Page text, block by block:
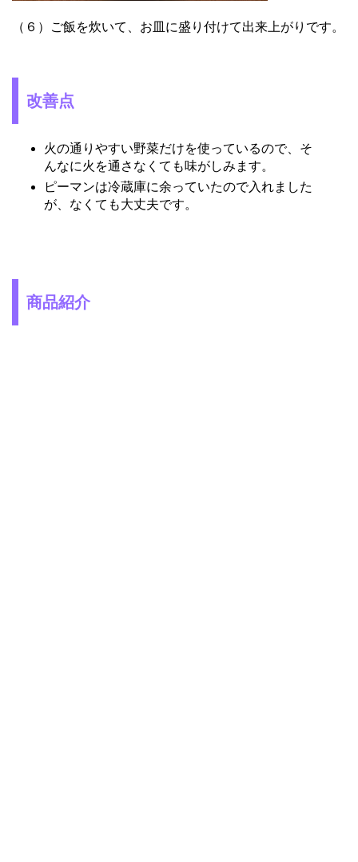
（６）ご飯を炊いて、お皿に盛り付けて出来上がりです。
改善点
火の通りやすい野菜だけを使っているので、そ
んなに火を通さなくても味がしみます。
ピーマンは冷蔵庫に余っていたので入れました
が、なくても大丈夫です。
商品紹介